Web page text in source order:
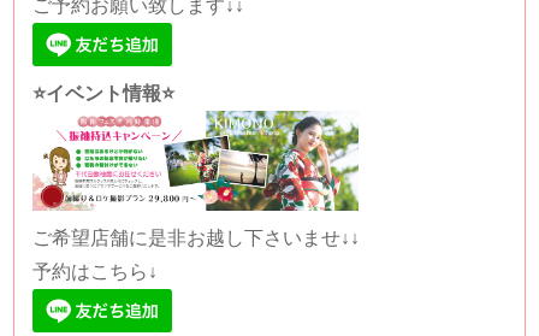
ご予約お願い致します↓↓
⭐️イベント情報⭐️
ご希望店舗に是非お越し下さいませ↓↓
予約はこちら↓